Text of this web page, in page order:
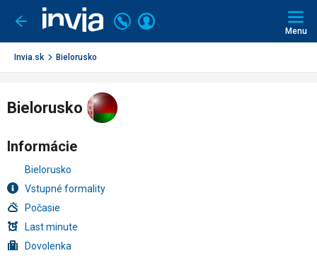
Ísť
späť
Volajte
+421
2
Prihlásiť
Menu
Invia.sk Bielorusko
Bielorusko
Informácie
Bielorusko
Vstupné formality
Počasie
Last minute
Dovolenka